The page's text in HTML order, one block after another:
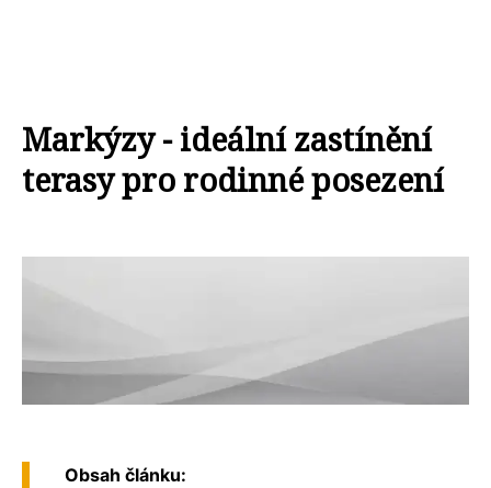
Markýzy - ideální zastínění
terasy pro rodinné posezení
Obsah článku: